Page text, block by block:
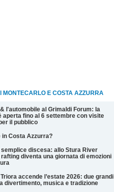
MONTECARLO E COSTA AZZURRA
l'automobile al Grimaldi Forum: la
aperta fino al 6 settembre con visite
il pubblico
in Costa Azzurra?
semplice discesa: allo Stura River
diventa una giornata di emozioni
accende l’estate 2026: due grandi
divertimento, musica e tradizione